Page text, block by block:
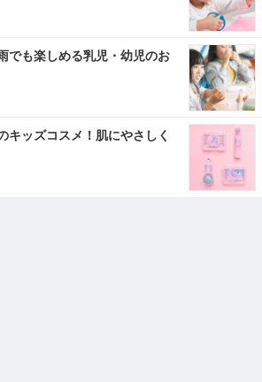
でも楽しめる乳児・幼児のお
キッズコスメ！肌にやさしく